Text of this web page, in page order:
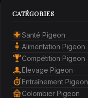
CATÉGORIES
Santé Pigeon
Alimentation Pigeon
Compétition Pigeon
Élevage Pigeon
Entraînement Pigeon
Colombier Pigeon